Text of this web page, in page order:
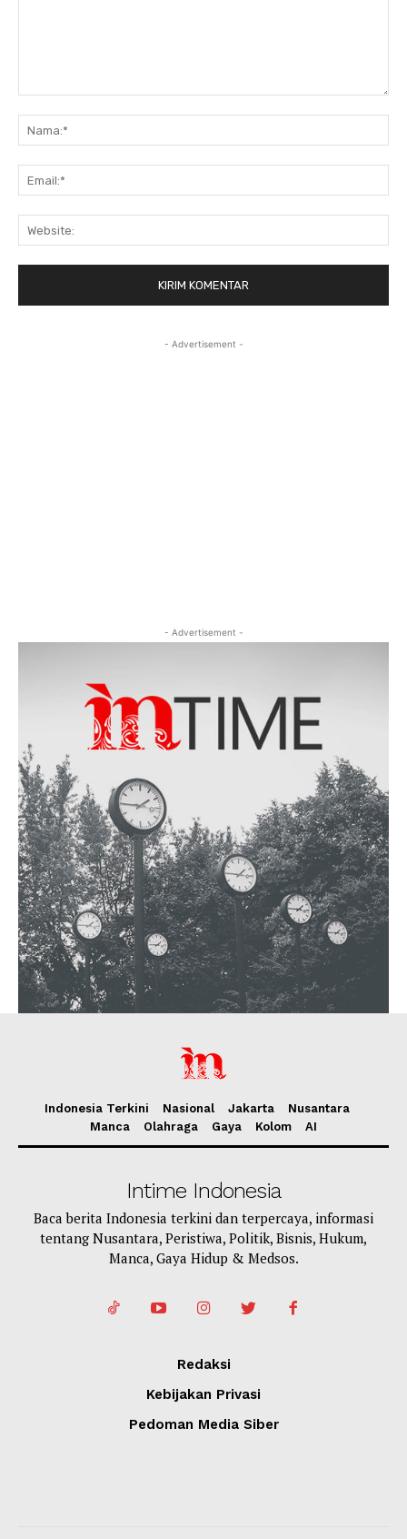
- Advertisement -
- Advertisement -
Indonesia Terkini Nasional Jakarta
Nusantara
Manca
Olahraga Gaya Kolom AI
Intime Indonesia
Baca berita Indonesia terkini dan terpercaya, informasi
tentang Nusantara, Peristiwa, Politik, Bisnis, Hukum,
Manca, Gaya Hidup & Medsos.
Redaksi
Kebijakan Privasi
Pedoman Media Siber